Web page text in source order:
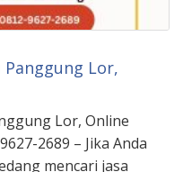
Panggung Lor,
Lor, Online
2689 – Jika Anda
mencari jasa